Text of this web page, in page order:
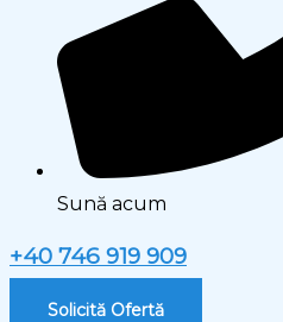
Sună acum
+40 746 919 909
Solicită Ofertă